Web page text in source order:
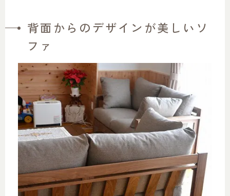
背面からのデザインが美しいソ
ファ